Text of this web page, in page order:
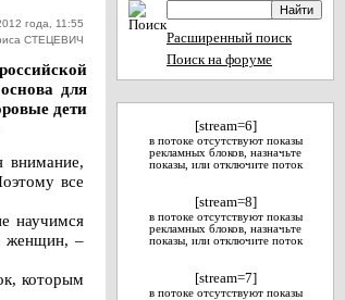
года, 11:55
СТЕЦЕВИЧ
для
дети
внимание,
все
научимся
женщин, –
которым
Расширенный поиск
Поиск на форуме
[stream=6]
в потоке отсутствуют показы
рекламных блоков, назначьте
показы, или отключите поток
[stream=8]
в потоке отсутствуют показы
рекламных блоков, назначьте
показы, или отключите поток
[stream=7]
в потоке отсутствуют показы